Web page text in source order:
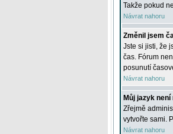
Takže pokud
Návrat nahoru
Změnil jsem
Jste si jisti, že
čas. Fórum
posunutí
Návrat nahoru
Můj jazyk
Zřejmě
vytvořte sami.
Návrat nahoru